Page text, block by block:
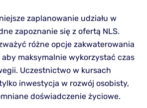
zaplanowanie udziału w
zapoznanie się z ofertą NLS.
różne opcje zakwaterowania
maksymalnie wykorzystać czas
Uczestnictwo w kursach
inwestycja w rozwój osobisty,
doświadczenie życiowe.